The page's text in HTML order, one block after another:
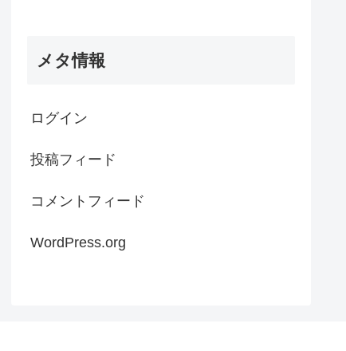
メタ情報
ログイン
投稿フィード
コメントフィード
WordPress.org